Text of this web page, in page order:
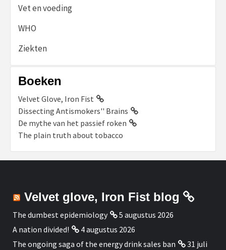
Vet en voeding
WHO
Ziekten
Boeken
Velvet Glove, Iron Fist
Dissecting Antismokers'' Brains
De mythe van het passief roken
The plain truth about tobacco
Velvet glove, Iron Fist blog
The dumbest epidemiology
5 augustus 2026
A nation divided!
4 augustus 2026
The ongoing saga of the energy drink sales ban
31 juli